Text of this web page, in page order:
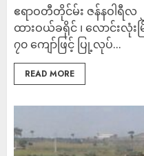
ဧရာဝတီတိုင်မ်း ဇန်နဝါရီလ
ထားဝယ်ခရိုင် ၊ လောင်းလုံ
၇၀ ကျော်ဖြင့် ပြု့လုပ်...
READ MORE